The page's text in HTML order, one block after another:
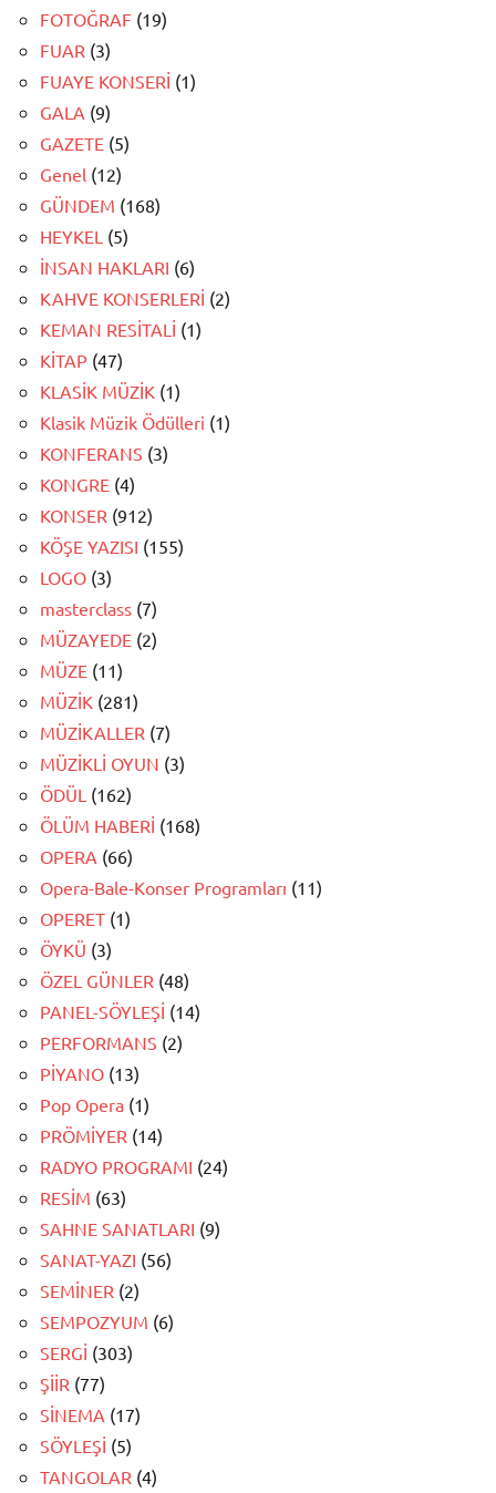
FOTOĞRAF (19)
FUAR (3)
FUAYE KONSERİ (1)
GALA (9)
GAZETE (5)
Genel (12)
GÜNDEM (168)
HEYKEL (5)
İNSAN HAKLARI (6)
KAHVE KONSERLERİ (2)
KEMAN RESİTALİ (1)
KİTAP (47)
KLASİK MÜZİK (1)
Klasik Müzik Ödülleri (1)
KONFERANS (3)
KONGRE (4)
KONSER (912)
KÖŞE YAZISI (155)
LOGO (3)
masterclass (7)
MÜZAYEDE (2)
MÜZE (11)
MÜZİK (281)
MÜZİKALLER (7)
MÜZİKLİ OYUN (3)
ÖDÜL (162)
ÖLÜM HABERİ (168)
OPERA (66)
Opera-Bale-Konser Programları (11)
OPERET (1)
ÖYKÜ (3)
ÖZEL GÜNLER (48)
PANEL-SÖYLEŞİ (14)
PERFORMANS (2)
PİYANO (13)
Pop Opera (1)
PRÖMİYER (14)
RADYO PROGRAMI (24)
RESİM (63)
SAHNE SANATLARI (9)
SANAT-YAZI (56)
SEMİNER (2)
SEMPOZYUM (6)
SERGİ (303)
ŞİİR (77)
SİNEMA (17)
SÖYLEŞİ (5)
TANGOLAR (4)